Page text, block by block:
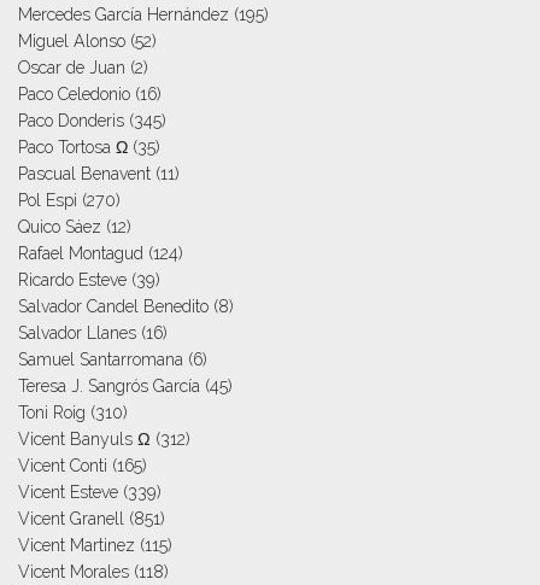
Mercedes García Hernández (195)
Miguel Alonso (52)
Oscar de Juan (2)
Paco Celedonio (16)
Paco Donderis (345)
Paco Tortosa Ω (35)
Pascual Benavent (11)
Pol Espi (270)
Quico Sáez (12)
Rafael Montagud (124)
Ricardo Esteve (39)
Salvador Candel Benedito (8)
Salvador Llanes (16)
Samuel Santarromana (6)
Teresa J. Sangrós García (45)
Toni Roig (310)
Vicent Banyuls Ω (312)
Vicent Conti (165)
Vicent Esteve (339)
Vicent Granell
(851)
Vicent Martinez (115)
Vicent Morales (118)